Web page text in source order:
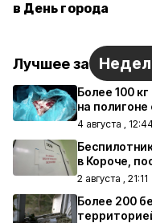
в День города
Лучшее за
Более 100
на полигоне
4 августа ,
в Короче,
2 августа , 21:11
Более 200